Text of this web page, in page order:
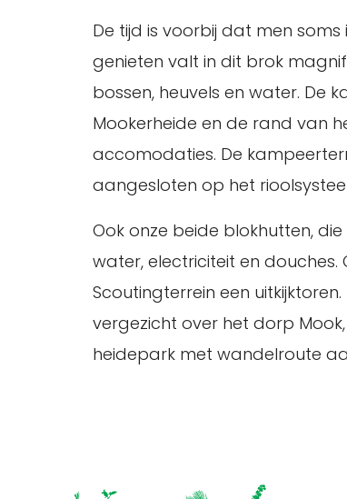
De tijd is voorbij dat men
genieten valt in dit brok
bossen, heuvels en water. De
Mookerheide en de rand van
accomodaties. De
aangesloten op het
Ook onze beide blokhutten,
water, electriciteit en
Scoutingterrein een
vergezicht over het dorp
heidepark met wandelroute